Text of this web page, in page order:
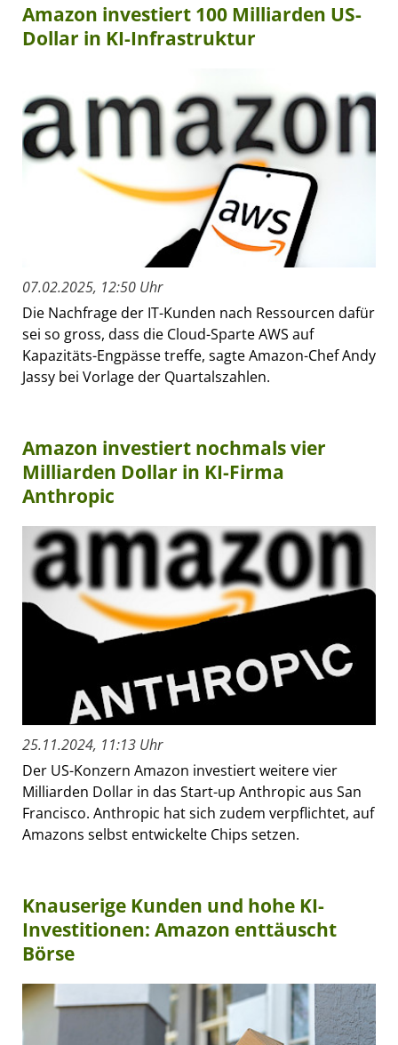
Amazon investiert 100 Milliarden US-
Dollar in KI-Infrastruktur
07.02.2025, 12:50 Uhr
Die Nachfrage der IT-Kunden nach Ressourcen dafür
sei so gross, dass die Cloud-Sparte AWS auf
Kapazitäts-Engpässe treffe, sagte Amazon-Chef Andy
Jassy bei Vorlage der Quartalszahlen.
Amazon investiert nochmals vier
Milliarden Dollar in KI-Firma
Anthropic
25.11.2024, 11:13 Uhr
Der US-Konzern Amazon investiert weitere vier
Milliarden Dollar in das Start-up Anthropic aus San
Francisco. Anthropic hat sich zudem verpflichtet, auf
Amazons selbst entwickelte Chips setzen.
Knauserige Kunden und hohe KI-
Investitionen: Amazon enttäuscht
Börse